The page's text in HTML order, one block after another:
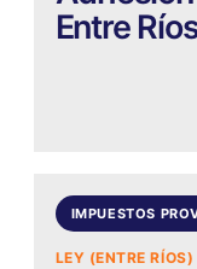
Entre
IMPUESTOS
LEY (ENTRE